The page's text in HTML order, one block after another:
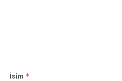
İsim *